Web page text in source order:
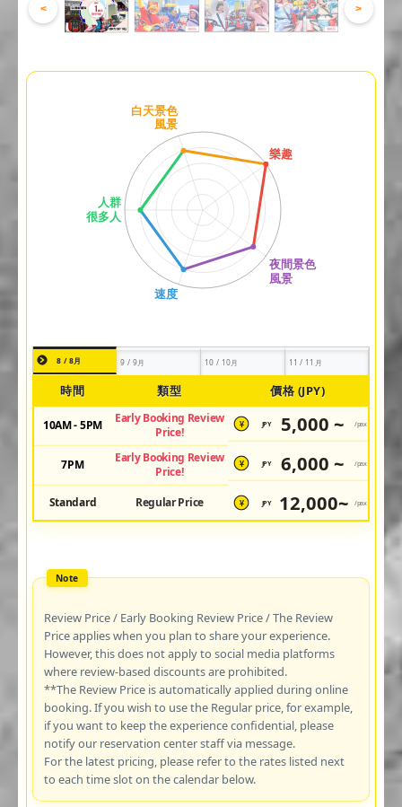
< >
8 / 8月 9 / 9月 10 / 10月 11 / 11月
時間 類型 價格 (JPY)
10AM - 5PM
Early Booking Review
Price!
¥ JPY 5,000 ~ /pax
7PM
Early Booking Review
Price!
¥ JPY 6,000 ~ /pax
Standard Regular Price ¥ JPY 12,000~ /pax
Review Price / Early Booking Review Price / The Review
Price applies when you plan to share your experience.
However, this does not apply to social media platforms
where review-based discounts are prohibited.
**The Review Price is automatically applied during online
booking. If you wish to use the Regular price, for example,
if you want to keep the experience confidential, please
notify our reservation center staff via message.
For the latest pricing, please refer to the rates listed next
to each time slot on the calendar below.